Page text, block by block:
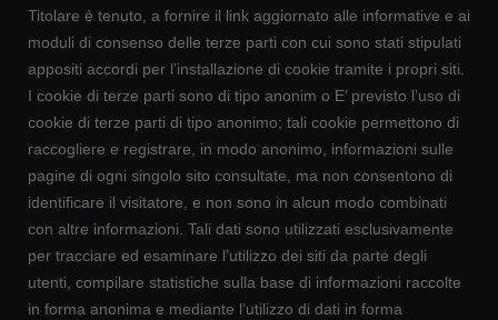
Titolare è tenuto, a fornire il link aggiornato alle informative e ai
moduli di consenso delle terze parti con cui sono stati stipulati
appositi accordi per l’installazione di cookie tramite i propri siti.
I cookie di terze parti sono di tipo anonim o E’ previsto l’uso di
cookie di terze parti di tipo anonimo; tali cookie permettono di
raccogliere e registrare, in modo anonimo, informazioni sulle
pagine di ogni singolo sito consultate, ma non consentono di
identificare il visitatore, e non sono in alcun modo combinati
con altre informazioni. Tali dati sono utilizzati esclusivamente
per tracciare ed esaminare l’utilizzo dei siti da parte degli
utenti, compilare statistiche sulla base di informazioni raccolte
in forma anonima e mediante l’utilizzo di dati in forma